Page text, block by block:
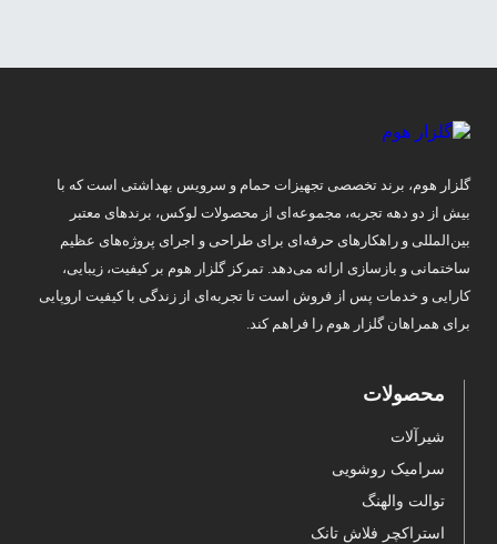
گلزار هوم، برند تخصصی تجهیزات حمام و سرویس بهداشتی است که با
بیش از دو دهه تجربه، مجموعه‌ای از محصولات لوکس، برندهای معتبر
بین‌المللی و راهکارهای حرفه‌ای برای طراحی و اجرای پروژه‌های عظیم
ساختمانی و بازسازی ارائه می‌دهد. تمرکز گلزار هوم بر کیفیت، زیبایی،
کارایی و خدمات پس از فروش است تا تجربه‌ای از زندگی با کیفیت اروپایی
برای همراهان گلزار هوم را فراهم کند.
محصولات
شیرآلات
سرامیک روشویی
توالت والهنگ
استراکچر فلاش تانک